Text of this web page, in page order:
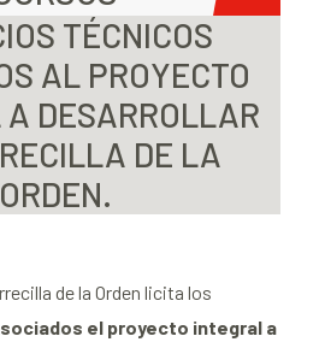
TÉCNICOS
AL PROYECTO
DESARROLLAR
DE LA
ORDEN.
de la Orden licita los
el proyecto integral a